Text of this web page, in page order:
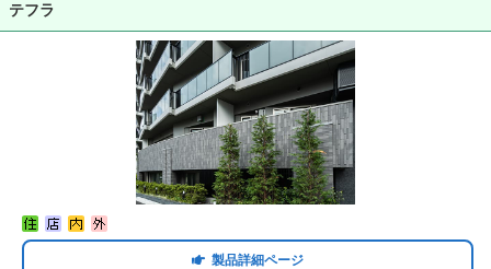
テフラ
製品詳細ページ